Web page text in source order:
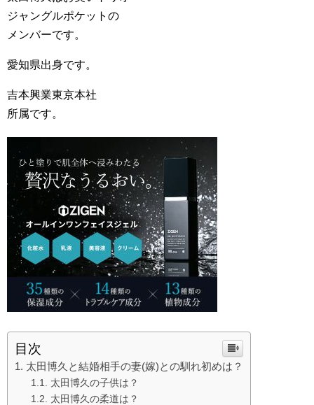
ジャングルポケットの
メンバーです。
愛知県出身です。
吉本興業東京本社
所属です。
目次
太田博久と結婚相手の妻(嫁)との馴れ初めは？
太田博久の子供は？
太田博久の柔道は？